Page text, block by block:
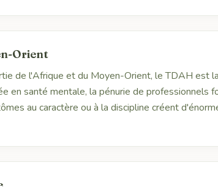
Orient
de l'Afrique et du Moyen-Orient, le TDAH est
en santé mentale, la pénurie de professionnels
au caractère ou à la discipline créent